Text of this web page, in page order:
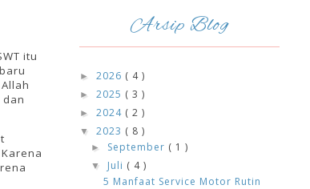
itu
Arsip Blog
► 2026 ( 4 )
► 2025 ( 3 )
► 2024 ( 2 )
▼ 2023 ( 8 )
► September ( 1 )
▼ Juli ( 4 )
5 Manfaat Service Motor Rutin